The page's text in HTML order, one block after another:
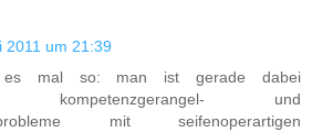
2011 um 21:39
es mal so: man ist gerade dabei
kompetenzgerangel- und
mit seifenoperartigen